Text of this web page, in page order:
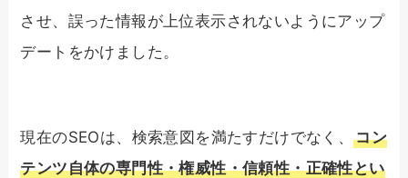
させ、誤った情報が上位表示されないようにアップ
デートをかけました。
現在のSEOは、検索意図を満たすだけでなく、コン
テンツ自体の専門性・権威性・信頼性・正確性とい